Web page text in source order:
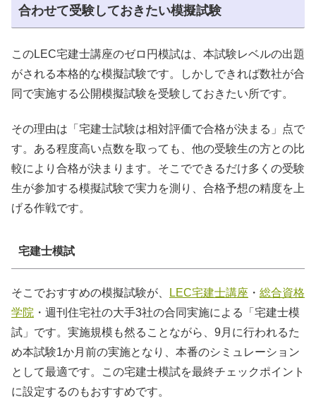
合わせて受験しておきたい模擬試験
このLEC宅建士講座のゼロ円模試は、本試験レベルの出題
がされる本格的な模擬試験です。しかしできれば数社が合
同で実施する公開模擬試験を受験しておきたい所です。
その理由は「宅建士試験は相対評価で合格が決まる」点で
す。ある程度高い点数を取っても、他の受験生の方との比
較により合格が決まります。そこでできるだけ多くの受験
生が参加する模擬試験で実力を測り、合格予想の精度を上
げる作戦です。
宅建士模試
そこでおすすめの模擬試験が、 LEC宅建士講座 ・ 総合資格
学院 ・週刊住宅社の大手3社の合同実施による「宅建士模
試」です。実施規模も然ることながら、9月に行われるた
め本試験1か月前の実施となり、本番のシミュレーション
として最適です。この宅建士模試を最終チェックポイント
に設定するのもおすすめです。